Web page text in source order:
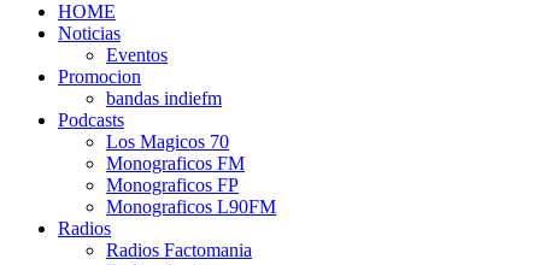
HOME
Noticias
Eventos
Promocion
bandas indiefm
Podcasts
Los Magicos 70
Monograficos FM
Monograficos FP
Monograficos L90FM
Radios
Radios Factomania